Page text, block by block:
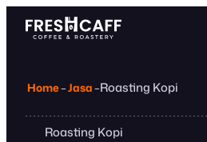
Home–Jasa–Roasting Kopi
Roasting Kopi